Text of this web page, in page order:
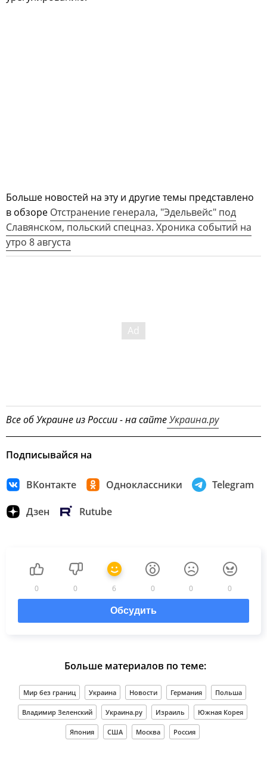
Больше новостей на эту и другие темы представлено
в обзоре Отстранение генерала, "Эдельвейс" под
Славянском, польский спецназ. Хроника событий на
утро 8 августа
Все об Украине из России - на сайтеУкраина.ру
Подписывайся на
ВКонтакте Одноклассники Telegram
Дзен Rutube
0 0 6 0 0 0
Обсудить
Больше материалов по теме:
Мир без границ Украина Новости Германия Польша
Владимир Зеленский Украина.ру Израиль Южная Корея
Япония США Москва Россия